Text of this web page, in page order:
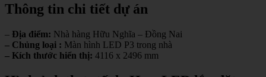
Thông tin chi tiết dự án
– Địa điểm: Nhà hàng Hữu Nghĩa – Đồng Nai
– Chủng loại : Màn hình LED P3 trong nhà
– Kích thước hiển thị: 4116 x 2496 mm